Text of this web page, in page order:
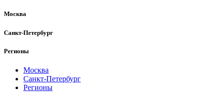
Москва
Санкт-Петербург
Регионы
Москва
Санкт-Петербург
Регионы